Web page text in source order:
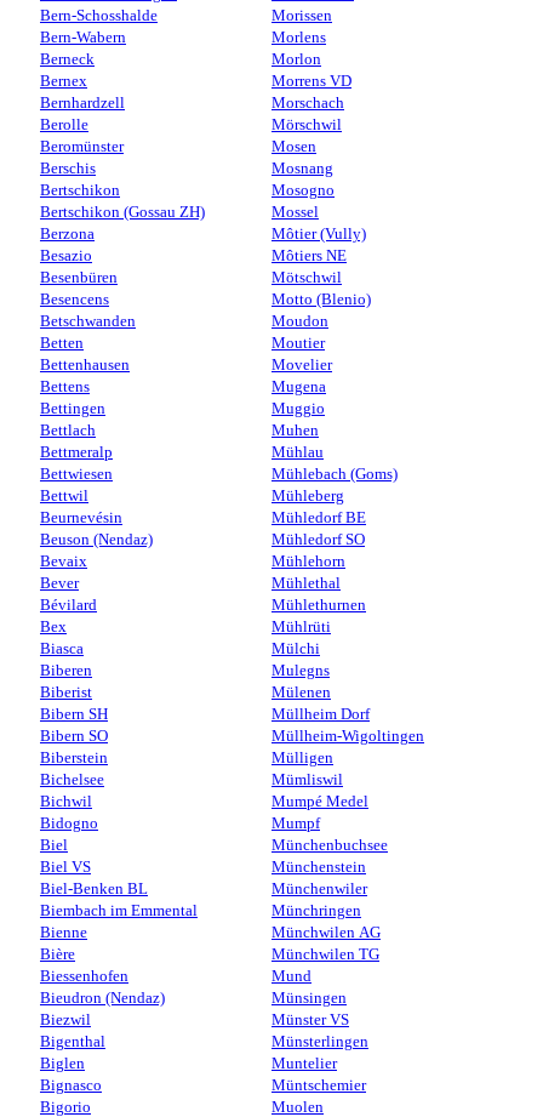
Bern-Schosshalde
Bern-Wabern
Berneck
Bernex
Bernhardzell
Berolle
Beromünster
Berschis
Bertschikon
Bertschikon (Gossau ZH)
Berzona
Besazio
Besenbüren
Besencens
Betschwanden
Betten
Bettenhausen
Bettens
Bettingen
Bettlach
Bettmeralp
Bettwiesen
Bettwil
Beurnevésin
Beuson (Nendaz)
Bevaix
Bever
Bévilard
Bex
Biasca
Biberen
Biberist
Bibern SH
Bibern SO
Biberstein
Bichelsee
Bichwil
Bidogno
Biel
Biel VS
Biel-Benken BL
Biembach im Emmental
Bienne
Bière
Biessenhofen
Bieudron (Nendaz)
Biezwil
Bigenthal
Biglen
Bignasco
Bigorio
Morissen
Morlens
Morlon
Morrens VD
Morschach
Mörschwil
Mosen
Mosnang
Mosogno
Mossel
Môtier (Vully)
Môtiers NE
Mötschwil
Motto (Blenio)
Moudon
Moutier
Movelier
Mugena
Muggio
Muhen
Mühlau
Mühlebach (Goms)
Mühleberg
Mühledorf BE
Mühledorf SO
Mühlehorn
Mühlethal
Mühlethurnen
Mühlrüti
Mülchi
Mulegns
Mülenen
Müllheim Dorf
Müllheim-Wigoltingen
Mülligen
Mümliswil
Mumpé Medel
Mumpf
Münchenbuchsee
Münchenstein
Münchenwiler
Münchringen
Münchwilen AG
Münchwilen TG
Mund
Münsingen
Münster VS
Münsterlingen
Muntelier
Müntschemier
Muolen